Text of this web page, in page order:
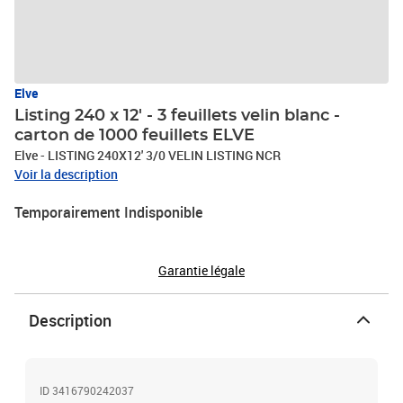
Elve
Listing 240 x 12' - 3 feuillets velin blanc -
carton de 1000 feuillets ELVE
Elve - LISTING 240X12' 3/0 VELIN LISTING NCR
Voir la description
Temporairement Indisponible
Garantie légale
Description
ID 3416790242037